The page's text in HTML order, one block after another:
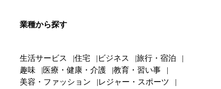
業種から探す
生活サービス 住宅 ビジネス
旅行・宿泊
趣味
医療・健康・介護
教育・習い事
美容・ファッション
レジャー・スポーツ